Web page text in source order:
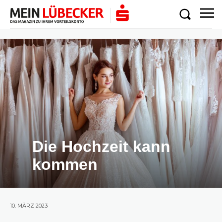
Die Hochzeit kann
kommen
10. MÄRZ 2023